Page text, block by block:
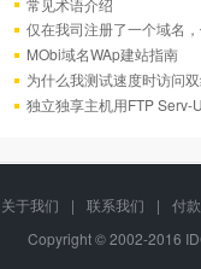
仅在我司注册了一个域名
MObi域名WAp建站指南
为什么我测试速度时访问
独立独享主机用FTP Serv-
关于我们 | 联系我们 |
付
Copyright © 2002-2016